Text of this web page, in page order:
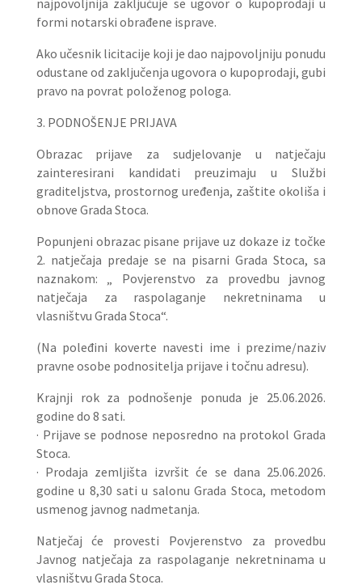
najpovoljnija zaključuje se ugovor o kupoprodaji u
formi notarski obrađene isprave.
Ako učesnik licitacije koji je dao najpovoljniju ponudu
odustane od zaključenja ugovora o kupoprodaji, gubi
pravo na povrat položenog pologa.
3. PODNOŠENJE PRIJAVA
Obrazac prijave za sudjelovanje u natječaju
zainteresirani kandidati preuzimaju u Službi
graditeljstva, prostornog uređenja, zaštite okoliša i
obnove Grada Stoca.
Popunjeni obrazac pisane prijave uz dokaze iz točke
2. natječaja predaje se na pisarni Grada Stoca, sa
naznakom: „ Povjerenstvo za provedbu javnog
natječaja za raspolaganje nekretninama u
vlasništvu Grada Stoca“.
(Na poleđini koverte navesti ime i prezime/naziv
pravne osobe podnositelja prijave i točnu adresu).
Krajnji rok za podnošenje ponuda je 25.06.2026.
godine do 8 sati.
· Prijave se podnose neposredno na protokol Grada
Stoca.
· Prodaja zemljišta izvršit će se dana 25.06.2026.
godine u 8,30 sati u salonu Grada Stoca, metodom
usmenog javnog nadmetanja.
Natječaj će provesti Povjerenstvo za provedbu
Javnog natječaja za raspolaganje nekretninama u
vlasništvu Grada Stoca.